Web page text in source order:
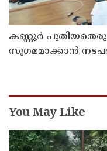
കണ്ണൂർ
സുഗമമാക്കാന്‍
You May Like